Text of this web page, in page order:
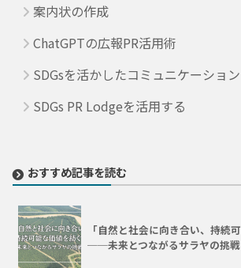
案内状の作成
ChatGPTの広報PR活用術
SDGsを活かしたコミュニケーション
SDGs PR Lodgeを活用する
おすすめ記事を読む
「自然と社会に向き合い、持続
──未来とつながるサラヤの挑戦